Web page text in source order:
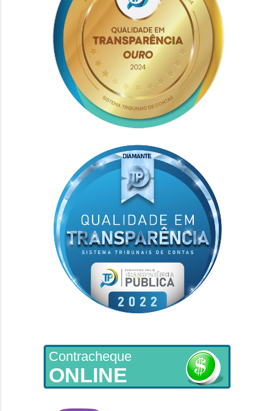
Contracheque
ONLINE